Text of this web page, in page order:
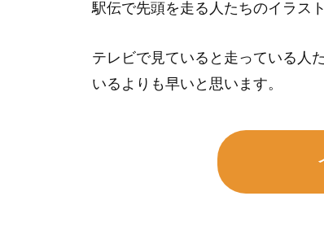
駅伝で先頭を走る人たちのイラスト
テレビで見ていると走っている人
いるよりも早いと思います。